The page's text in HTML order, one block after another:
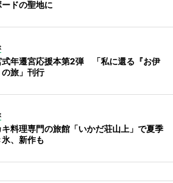
ドの聖地に
式年遷宮応援本第2弾 「私に還る『お伊
旅」刊行
料理専門の旅館「いかだ荘山上」で夏季
、新作も